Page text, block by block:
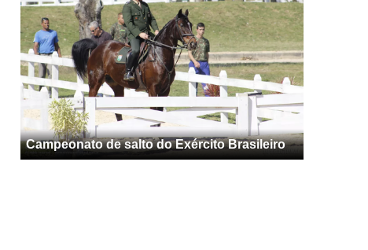
Campeonato de salto do Exército Brasileiro